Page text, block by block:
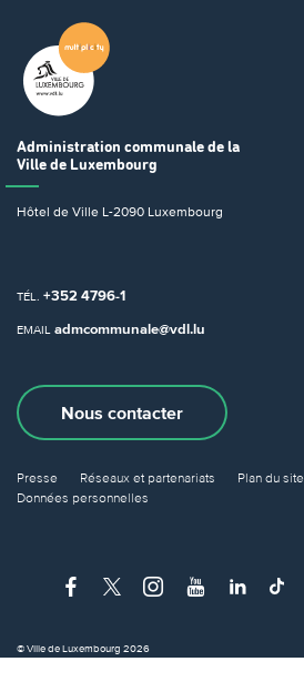
Administration communale de la
Ville de Luxembourg
Hôtel de Ville L-2090 Luxembourg
TÉL. +352 4796-1
EMAIL admcommunale@vdl.lu
Nous contacter
Presse Réseaux et partenariats Plan du site
Données personnelles
© Ville de Luxembourg 2026